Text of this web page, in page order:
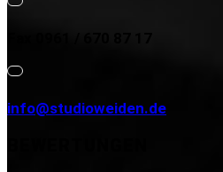
info@studioweiden.de